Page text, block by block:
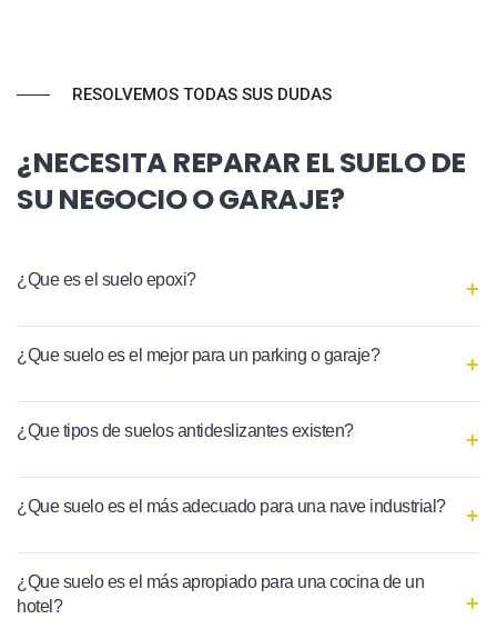
RESOLVEMOS TODAS SUS DUDAS
¿NECESITA REPARAR EL SUELO DE
SU NEGOCIO O GARAJE?
¿Que es el suelo epoxi?
¿Que suelo es el mejor para un parking o garaje?
¿Que tipos de suelos antideslizantes existen?
¿Que suelo es el más adecuado para una nave industrial?
¿Que suelo es el más apropiado para una cocina de un
hotel?